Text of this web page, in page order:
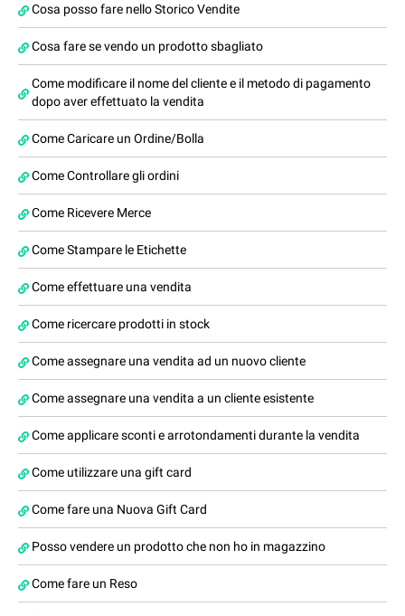
Cosa posso fare nello Storico Vendite
Cosa fare se vendo un prodotto sbagliato
Come modificare il nome del cliente e il metodo di pagamento
dopo aver effettuato la vendita
Come Caricare un Ordine/Bolla
Come Controllare gli ordini
Come Ricevere Merce
Come Stampare le Etichette
Come effettuare una vendita
Come ricercare prodotti in stock
Come assegnare una vendita ad un nuovo cliente
Come assegnare una vendita a un cliente esistente
Come applicare sconti e arrotondamenti durante la vendita
Come utilizzare una gift card
Come fare una Nuova Gift Card
Posso vendere un prodotto che non ho in magazzino
Come fare un Reso